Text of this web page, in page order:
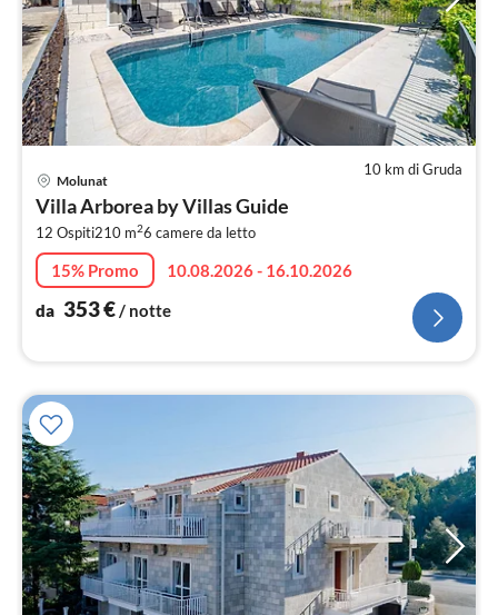
10 km di Gruda
Molunat
Villa Arborea by Villas Guide
12 Ospiti210 m26 camere da letto
15% Promo
10.08.2026 - 16.10.2026
da 353€/ notte